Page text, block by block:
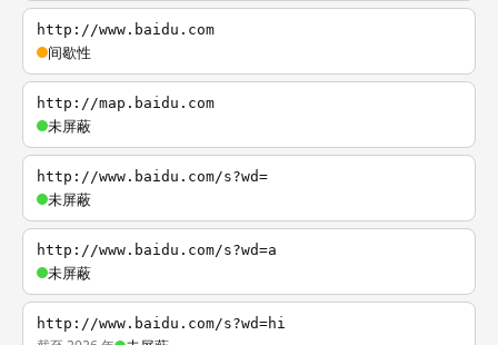
http://www.baidu.com
间歇性
http://map.baidu.com
未屏蔽
http://www.baidu.com/s?wd=
未屏蔽
http://www.baidu.com/s?wd=a
未屏蔽
http://www.baidu.com/s?wd=hi